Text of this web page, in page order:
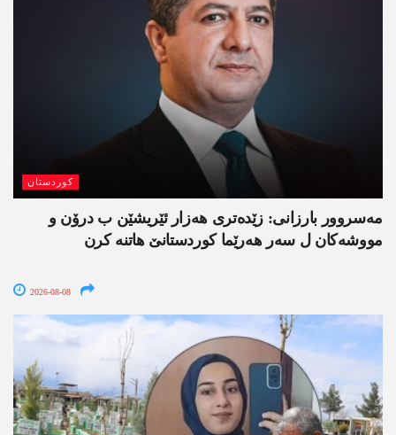
کوردستان
مەسروور بارزانی: زێدەتری ھەزار ئێریشێن ب درۆن و
مووشەکان ل سەر ھەرێما کوردستانێ ھاتنە کرن
2026-08-08